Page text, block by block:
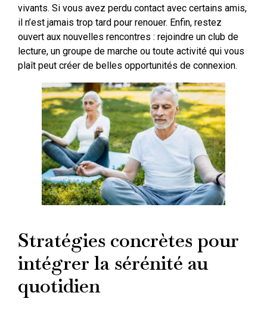
vivants. Si vous avez perdu contact avec certains amis,
il n’est jamais trop tard pour renouer. Enfin, restez
ouvert aux nouvelles rencontres : rejoindre un club de
lecture, un groupe de marche ou toute activité qui vous
plaît peut créer de belles opportunités de connexion.
Stratégies concrètes pour
intégrer la sérénité au
quotidien